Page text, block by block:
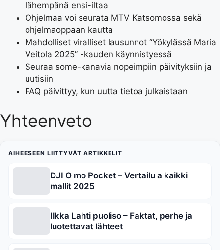
lähempänä ensi-iltaa
Ohjelmaa voi seurata MTV Katsomossa sekä
ohjelmaoppaan kautta
Mahdolliset viralliset lausunnot “Yökylässä Maria
Veitola 2025” -kauden käynnistyessä
Seuraa some-kanavia nopeimpiin päivityksiin ja
uutisiin
FAQ päivittyy, kun uutta tietoa julkaistaan
Yhteenveto
AIHEESEEN LIITTYVÄT ARTIKKELIT
DJI O mo Pocket – Vertailu a kaikki
mallit 2025
Ilkka Lahti puoliso – Faktat, perhe ja
luotettavat lähteet